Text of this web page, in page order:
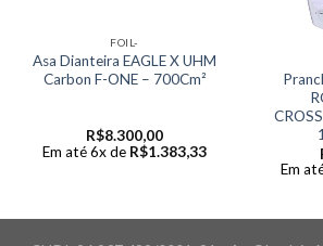
FOIL-
Asa Dianteira EAGLE X UHM
Carbon F-ONE – 700Cm²
R$8.300,00
Em até 6x de R$1.383,33
Em